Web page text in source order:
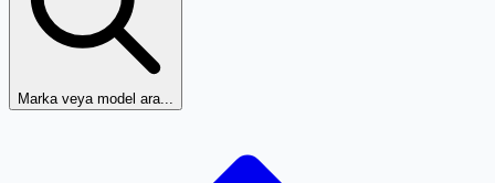
Marka veya model ara...